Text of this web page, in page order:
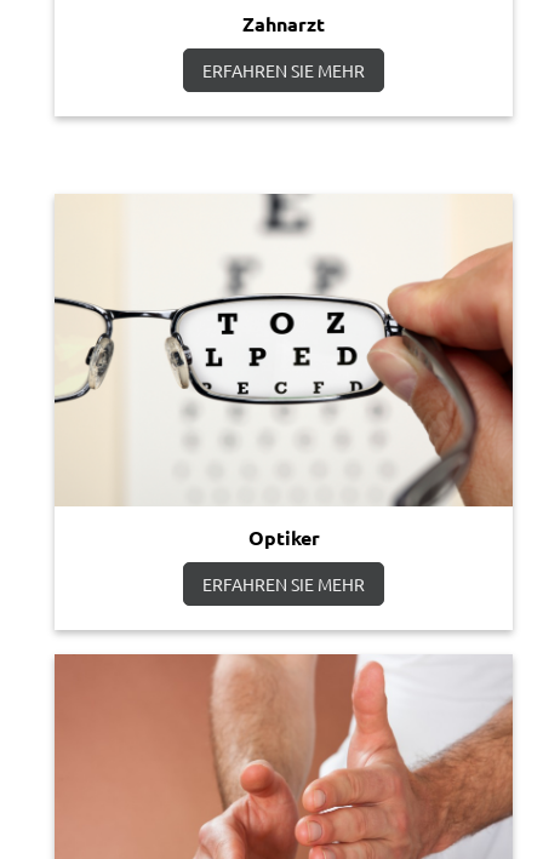
Zahnarzt
ERFAHREN SIE MEHR
Optiker
ERFAHREN SIE MEHR